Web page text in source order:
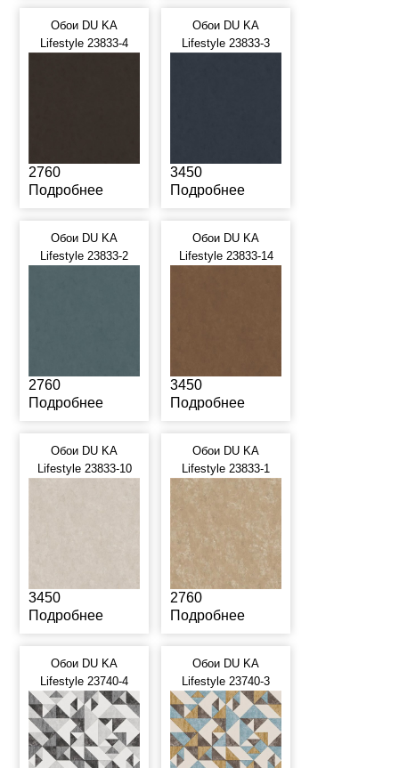
Обои DU KA
Lifestyle 23833-4
2760
Подробнее
Обои DU KA
Lifestyle 23833-3
3450
Подробнее
Обои DU KA
Lifestyle 23833-2
2760
Подробнее
Обои DU KA
Lifestyle 23833-14
3450
Подробнее
Обои DU KA
Lifestyle 23833-10
3450
Подробнее
Обои DU KA
Lifestyle 23833-1
2760
Подробнее
Обои DU KA
Lifestyle 23740-4
Обои DU KA
Lifestyle 23740-3